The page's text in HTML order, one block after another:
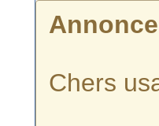
Annonce
Chers